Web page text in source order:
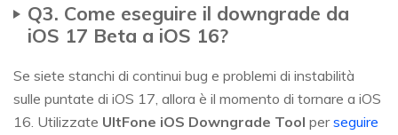
Q3. Come eseguire il downgrade da
iOS 17 Beta a iOS 16?
Se siete stanchi di continui bug e problemi di instabilità
sulle puntate di iOS 17, allora è il momento di tornare a iOS
16. Utilizzate UltFone iOS Downgrade Tool perseguire